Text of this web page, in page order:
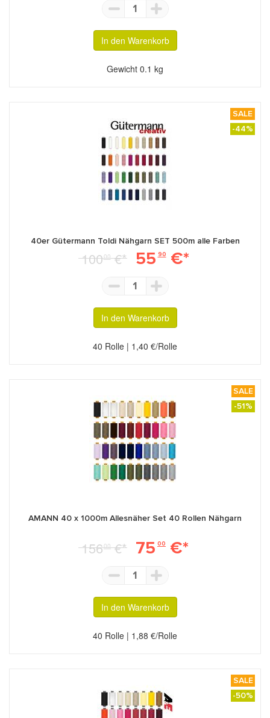
1
In den Warenkorb
Gewicht 0.1 kg
SALE
-44%
40er Gütermann Toldi Nähgarn SET 500m alle Farben
10000€* 55 90€*
1
In den Warenkorb
40 Rolle | 1,40 €/Rolle
SALE
-51%
AMANN 40 x 1000m Allesnäher Set 40 Rollen Nähgarn
15600€* 75 00 €*
1
In den Warenkorb
40 Rolle | 1,88 €/Rolle
SALE
-50%